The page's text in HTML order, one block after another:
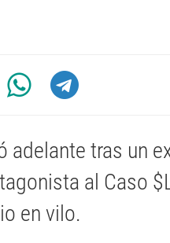
adelante tras un
al Caso
en vilo.